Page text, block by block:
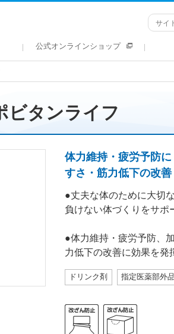
公式オンラインショップ
ビタンライフ
体力維持・疲労予防
すさ・筋力低下の改善
●丈夫な体のために大切
負けない体づくりをサポ
●体力維持・疲労予防、
力低下の改善に効果を発
ドリンク剤 指定医薬部外品